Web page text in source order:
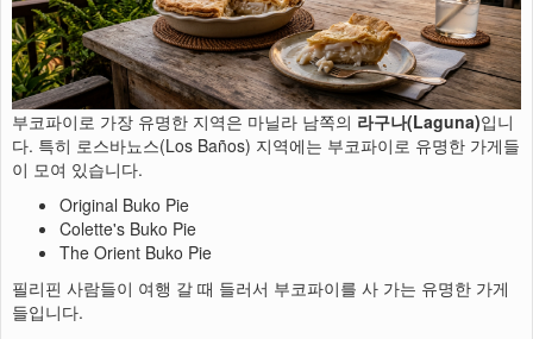
부코파이로 가장 유명한 지역은 마닐라 남쪽의 라구나(Laguna)입니
다. 특히 로스바뇨스(Los Baños) 지역에는 부코파이로 유명한 가게들
이 모여 있습니다.
Original Buko Pie
Colette's Buko Pie
The Orient Buko Pie
필리핀 사람들이 여행 갈 때 들러서 부코파이를 사 가는 유명한 가게
들입니다.